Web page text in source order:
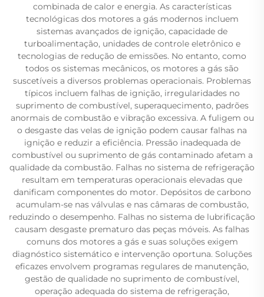
combinada de calor e energia. As características
tecnológicas dos motores a gás modernos incluem
sistemas avançados de ignição, capacidade de
turboalimentação, unidades de controle eletrônico e
tecnologias de redução de emissões. No entanto, como
todos os sistemas mecânicos, os motores a gás são
suscetíveis a diversos problemas operacionais. Problemas
típicos incluem falhas de ignição, irregularidades no
suprimento de combustível, superaquecimento, padrões
anormais de combustão e vibração excessiva. A fuligem ou
o desgaste das velas de ignição podem causar falhas na
ignição e reduzir a eficiência. Pressão inadequada de
combustível ou suprimento de gás contaminado afetam a
qualidade da combustão. Falhas no sistema de refrigeração
resultam em temperaturas operacionais elevadas que
danificam componentes do motor. Depósitos de carbono
acumulam-se nas válvulas e nas câmaras de combustão,
reduzindo o desempenho. Falhas no sistema de lubrificação
causam desgaste prematuro das peças móveis. As falhas
comuns dos motores a gás e suas soluções exigem
diagnóstico sistemático e intervenção oportuna. Soluções
eficazes envolvem programas regulares de manutenção,
gestão de qualidade no suprimento de combustível,
operação adequada do sistema de refrigeração,